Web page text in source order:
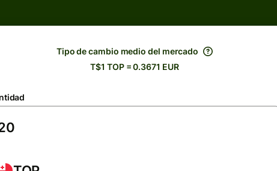
Tipo de cambio medio del mercado
T$1 TOP = 0.3671 EUR